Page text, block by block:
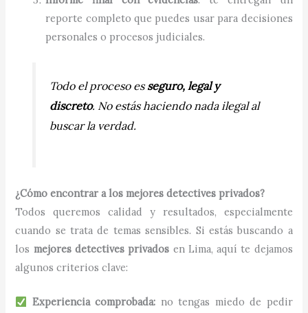
reporte completo que puedes usar para decisiones
personales o procesos judiciales.
Todo el proceso es seguro, legal y
discreto. No estás haciendo nada ilegal al
buscar la verdad.
¿Cómo encontrar a los mejores detectives privados?
Todos queremos calidad y resultados, especialmente
cuando se trata de temas sensibles. Si estás buscando a
los mejores detectives privados en Lima, aquí te dejamos
algunos criterios clave:
Experiencia comprobada: no tengas miedo de pedir